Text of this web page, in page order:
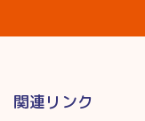
関連リンク